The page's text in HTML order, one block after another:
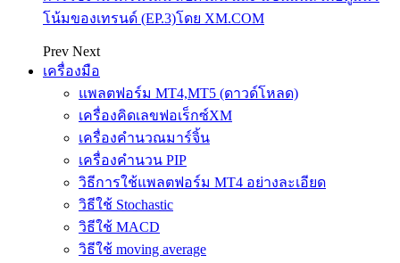
โน้มของเทรนด์ (EP.3)โดย XM.COM
Prev Next
เครื่องมือ
แพลตฟอร์ม MT4,MT5 (ดาวด์โหลด)
เครื่องคิดเลขฟอเร็กซ์XM
เครื่องคำนวณมาร์จิ้น
เครื่องคำนวน PIP
วิธีการใช้แพลตฟอร์ม MT4 อย่างละเอียด
วิธีใช้ Stochastic
วิธีใช้ MACD
วิธีใช้ moving average